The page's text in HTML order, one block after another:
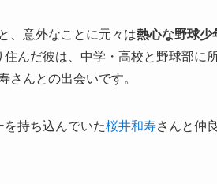
、意外なことに元々は熱心な野球少
んだ彼は、中学・高校と野球部に
さんとの出会いです。
持ち込んでいた桜井和寿さんと仲